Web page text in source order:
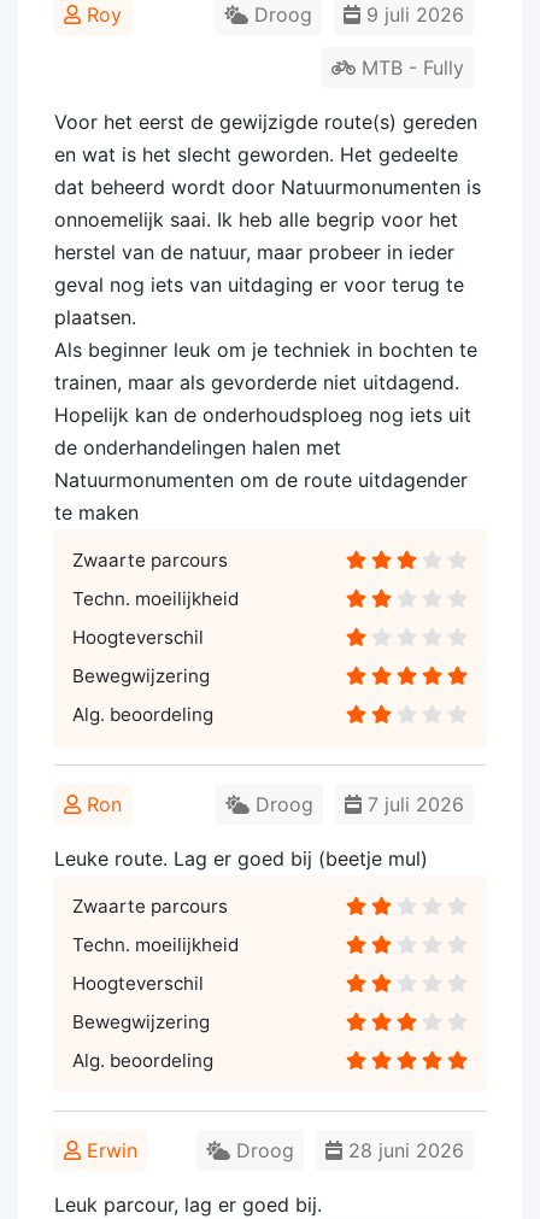
Roy 9 juli 2026
Droog
MTB - Fully
Voor het eerst de gewijzigde route(s) gereden
en wat is het slecht geworden. Het gedeelte
dat beheerd wordt door Natuurmonumenten is
onnoemelijk saai. Ik heb alle begrip voor het
herstel van de natuur, maar probeer in ieder
geval nog iets van uitdaging er voor terug te
plaatsen.
Als beginner leuk om je techniek in bochten te
trainen, maar als gevorderde niet uitdagend.
Hopelijk kan de onderhoudsploeg nog iets uit
de onderhandelingen halen met
Natuurmonumenten om de route uitdagender
te maken
Zwaarte parcours
Techn. moeilijkheid
Hoogteverschil
Bewegwijzering
Alg. beoordeling
Ron 7 juli 2026
Droog
Leuke route. Lag er goed bij (beetje mul)
Zwaarte parcours
Techn. moeilijkheid
Hoogteverschil
Bewegwijzering
Alg. beoordeling
Erwin 28 juni 2026
Droog
Leuk parcour, lag er goed bij.